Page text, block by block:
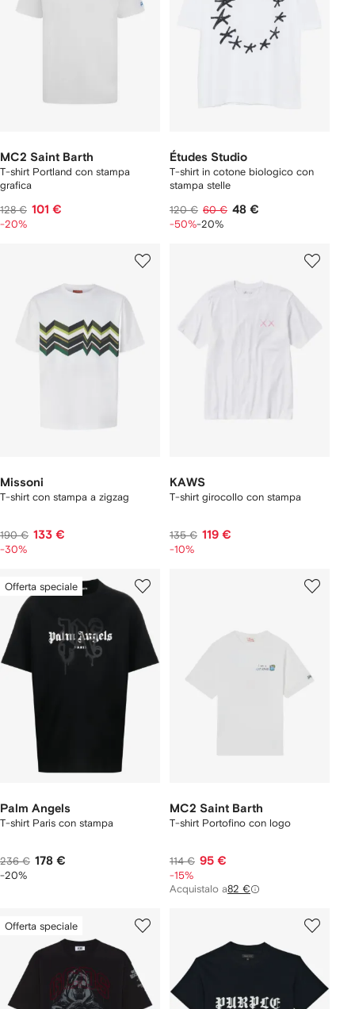
MC2 Saint Barth
T-shirt Portland con stampa
grafica
128 € 101 €
-20%
Études Studio
T-shirt in cotone biologico con
stampa stelle
120 € 60 € 48 €
-50%-20%
Missoni
T-shirt con stampa a zigzag
190 € 133 €
-30%
KAWS
T-shirt girocollo con stampa
135 € 119 €
-10%
Offerta speciale
Palm Angels
T-shirt Paris con stampa
236 € 178 €
-20%
MC2 Saint Barth
T-shirt Portofino con logo
114 € 95 €
-15%
Acquistalo a82 €
Offerta speciale